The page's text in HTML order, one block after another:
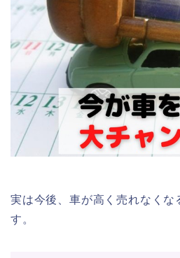
実は今後、車が高く売れなくな
す。